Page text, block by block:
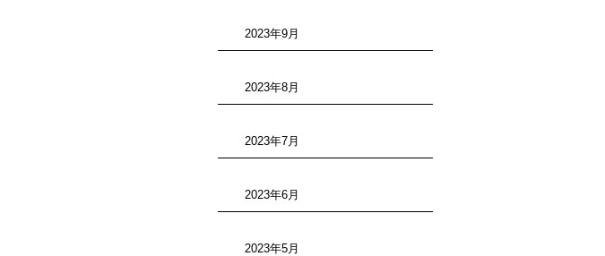
2023年9月
2023年8月
2023年7月
2023年6月
2023年5月